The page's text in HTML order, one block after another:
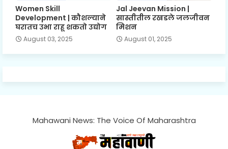
Women Skill
Development | कौशल्याने
घरातच उभा राहू शकतो उद्योग
August 03, 2025
Jal Jeevan Mission |
सास्तीतील रखडले जलजीवन
मिशन
August 01, 2025
Mahawani News: The Voice Of Maharashtra